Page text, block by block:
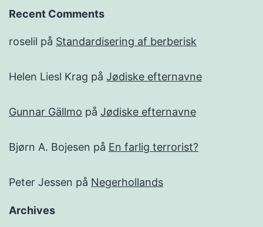
Recent Comments
roselil på Standardisering af berberisk
Helen Liesl Krag på Jødiske efternavne
Gunnar Gällmo på Jødiske efternavne
Bjørn A. Bojesen på En farlig terrorist?
Peter Jessen på Negerhollands
Archives